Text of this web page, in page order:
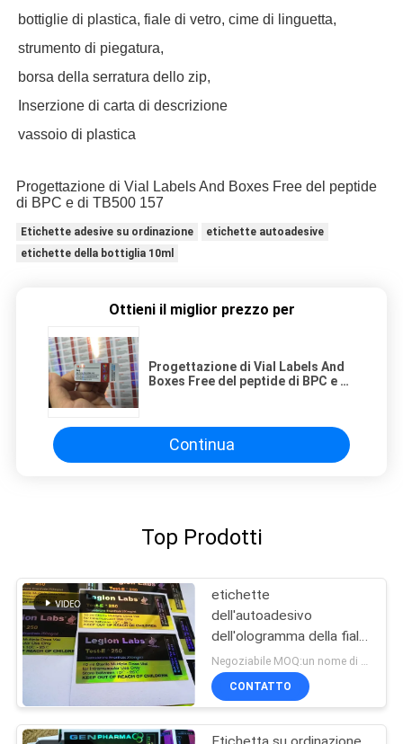
bottiglie di plastica, fiale di vetro, cime di linguetta,
strumento di piegatura,
borsa della serratura dello zip,
Inserzione di carta di descrizione
vassoio di plastica
Progettazione di Vial Labels And Boxes Free del peptide
di BPC e di TB500 157
Etichette adesive su ordinazione
etichette autoadesive
etichette della bottiglia 10ml
Ottieni il miglior prezzo per
Progettazione di Vial Labels And
Boxes Free del peptide di BPC e di
Continua
Top Prodotti
etichette
dell'autoadesivo
dell'ologramma della fiala
10ml/stampa laser
dell'etichetta bottiglia
della medicina
CONTATTO